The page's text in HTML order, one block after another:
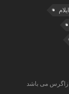
زاگرس می باشد